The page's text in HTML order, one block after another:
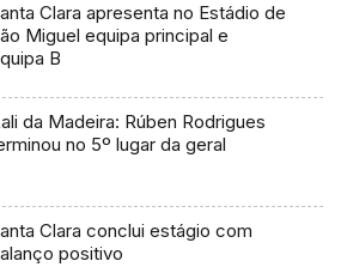
Clara apresenta no Estádio de
Miguel equipa principal e
B
da Madeira: Rúben Rodrigues
no 5º lugar da geral
Clara conclui estágio com
positivo